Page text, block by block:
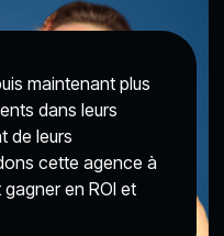
maintenant plus
dans leurs
de leurs
cette agence à
en ROI et